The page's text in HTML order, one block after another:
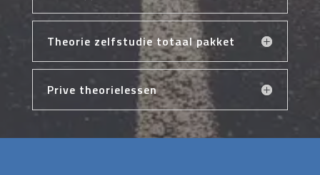
Theorie zelfstudie totaal pakket
Prive theorielessen